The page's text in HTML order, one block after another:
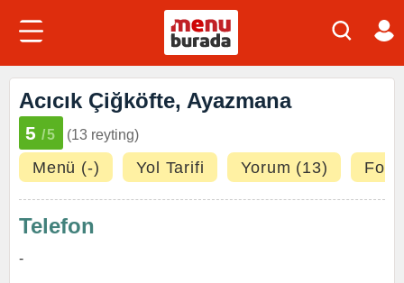
Acıcık Çiğköfte, Ayazmana
5 /5 (13 reyting)
Menü (-) Yol Tarifi Yorum (13)
Telefon
-